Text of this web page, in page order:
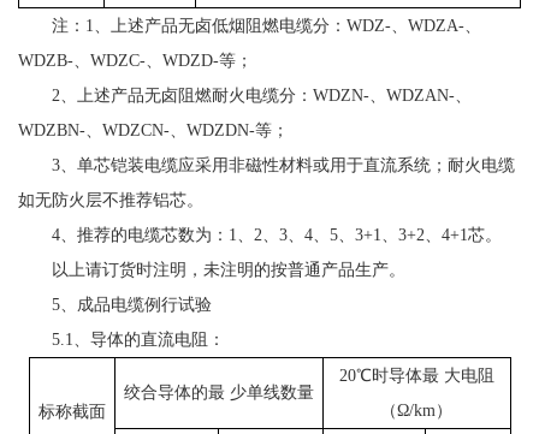
注：1、上述产品无卤低烟阻燃电缆分：WDZ-、WDZA-、
WDZB-、WDZC-、WDZD-等；
2、上述产品无卤阻燃耐火电缆分：WDZN-、WDZAN-、
WDZBN-、WDZCN-、WDZDN-等；
3、单芯铠装电缆应采用非磁性材料或用于直流系统；耐火电缆
如无防火层不推荐铝芯。
4、推荐的电缆芯数为：1、2、3、4、5、3+1、3+2、4+1芯。
以上请订货时注明，未注明的按普通产品生产。
5、成品电缆例行试验
5.1、导体的直流电阻：
标称截面
绞合导体的最 少单线数量
20℃时导体最 大电阻
（Ω/km）